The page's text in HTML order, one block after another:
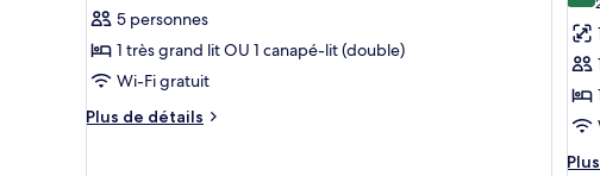
jumeaux
photos
pour
ce
type
de
5 personnes
1 très grand lit OU 1 canapé-lit (double)
Wi-Fi gratuit
Plus de détails
Plus
ce
de
Plus